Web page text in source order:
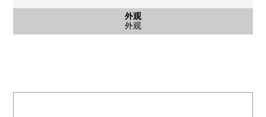
外观
外观
入口
入口入口
入口
入口入口
共有部分
垃圾场地
停车场
停车场
穴川公园(约120m)